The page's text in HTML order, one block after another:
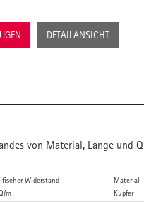
DETAILANSICHT
von Material, Länge und
Widerstand
Material
m
Kupfer